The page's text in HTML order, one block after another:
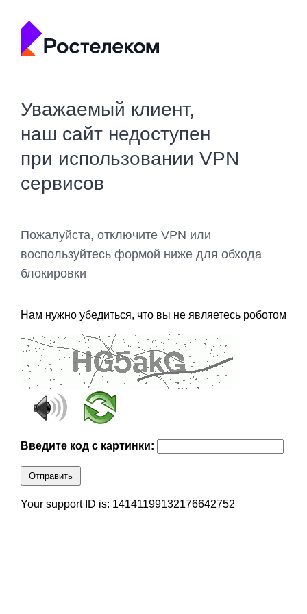
Уважаемый клиент,
наш сайт недоступен
при использовании VPN
сервисов
Пожалуйста, отключите VPN или
воспользуйтесь формой ниже для обхода
блокировки
Нам нужно убедиться, что вы не являетесь роботом
Введите код с картинки:
Отправить
Your support ID is: 14141199132176642752